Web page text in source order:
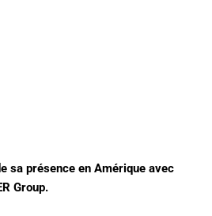
sa présence en Amérique avec
Group.